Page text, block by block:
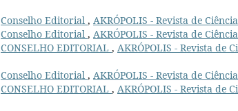
Conselho Editorial , AKRÓPOLIS - Revista de
Conselho Editorial , AKRÓPOLIS - Revista de
CONSELHO EDITORIAL , AKRÓPOLIS - Revista de
Conselho Editorial , AKRÓPOLIS - Revista de
CONSELHO EDITORIAL , AKRÓPOLIS - Revista de